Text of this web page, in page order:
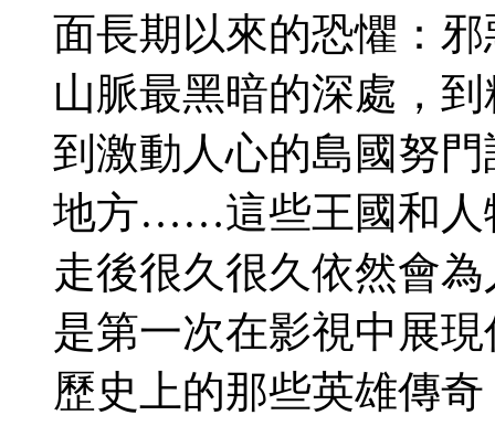
面長期以來的恐懼：
山脈最黑暗的深處，
到激動人心的島國努
地方……這些王國和人
走後很久很久依然會
是第一次在影視中展
歷史上的那些英雄傳